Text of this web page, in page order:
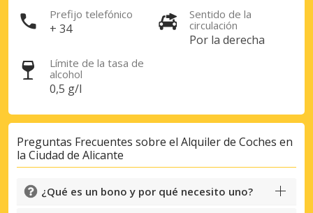
Prefijo telefónico
+ 34
Sentido de la
circulación
Por la derecha
Límite de la tasa de
alcohol
0,5 g/l
Preguntas Frecuentes sobre el Alquiler de Coches en
la Ciudad de Alicante
¿Qué es un bono y por qué necesito uno?